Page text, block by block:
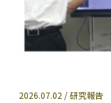
2026.07.02 / 研究報告